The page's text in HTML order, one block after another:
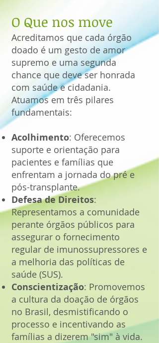
O Que nos move
Acreditamos que cada órgão
doado é um gesto de amor
supremo e uma segunda
chance que deve ser honrada
com saúde e cidadania.
Atuamos em três pilares
fundamentais:
Acolhimento: Oferecemos
suporte e orientação para
pacientes e famílias que
enfrentam a jornada do pré e
pós-transplante.
Defesa de Direitos:
Representamos a comunidade
perante órgãos públicos para
assegurar o fornecimento
regular de imunossupressores e
a melhoria das políticas de
saúde (SUS).
Conscientização: Promovemos
a cultura da doação de órgãos
no Brasil, desmistificando o
processo e incentivando as
famílias a dizerem "sim" à vida.